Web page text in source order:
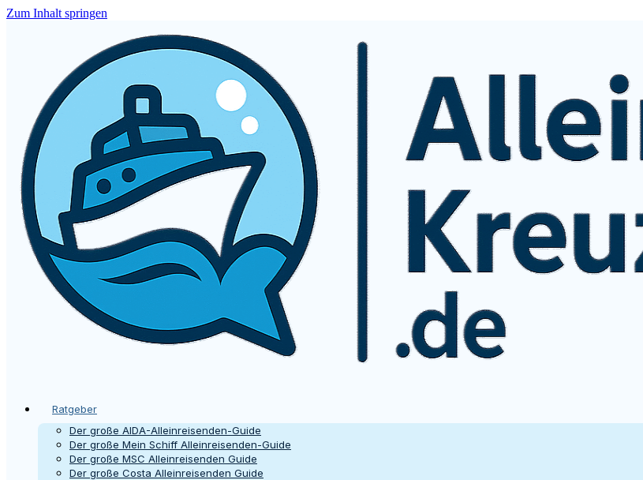
Zum Inhalt springen
Ratgeber
Der große AIDA-Alleinreisenden-Guide
Der große Mein Schiff Alleinreisenden-Guide
Der große MSC Alleinreisenden Guide
Der große Costa Alleinreisenden Guide